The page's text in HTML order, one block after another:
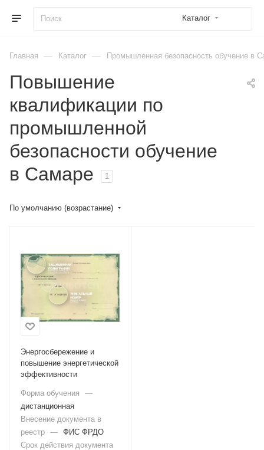
Каталог
Главная — Каталог — Промышленная безопасность обучение в
Повышение
квалификации по
промышленной
безопасности обучение
в Самаре
1
По умолчанию (возрастание)
Энергосбережение и
повышение энергетической
эффективности
Форма обучения
—
дистанционная
Внесение документа в
реестр — ФИС ФРДО
Срок действия документа